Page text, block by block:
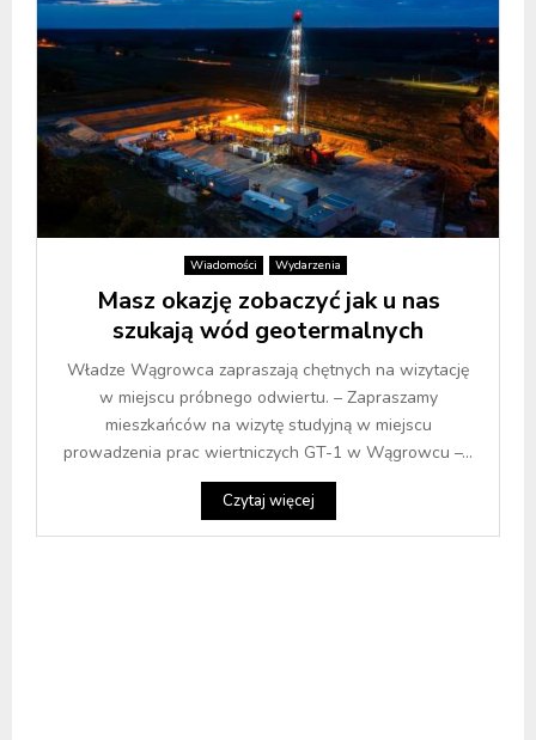
Wiadomości Wydarzenia
Masz okazję zobaczyć jak u nas
szukają wód geotermalnych
Władze Wągrowca zapraszają chętnych na wizytację
w miejscu próbnego odwiertu. – Zapraszamy
mieszkańców na wizytę studyjną w miejscu
prowadzenia prac wiertniczych GT-1 w Wągrowcu –...
Czytaj więcej